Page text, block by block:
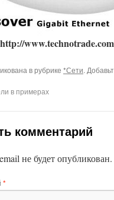
в рубрике *Сети.
в примерах
комментарий
не будет опубликован.
*